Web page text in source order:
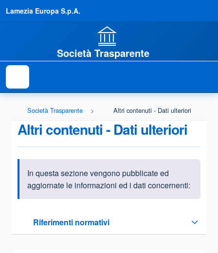
Lamezia Europa S.p.A.
Società Trasparente
Società Trasparente Altri contenuti - Dati ulteriori
Altri contenuti - Dati ulteriori
Informazioni introduttive
In questa sezione vengono pubblicate ed
aggiornate le informazioni ed i dati concernenti:
Riferimenti normativi
Sezione compressa